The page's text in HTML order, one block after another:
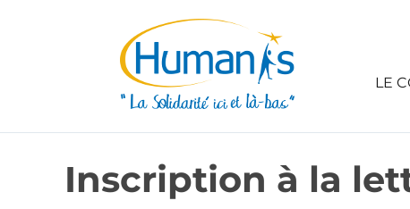
LE
Inscription à la